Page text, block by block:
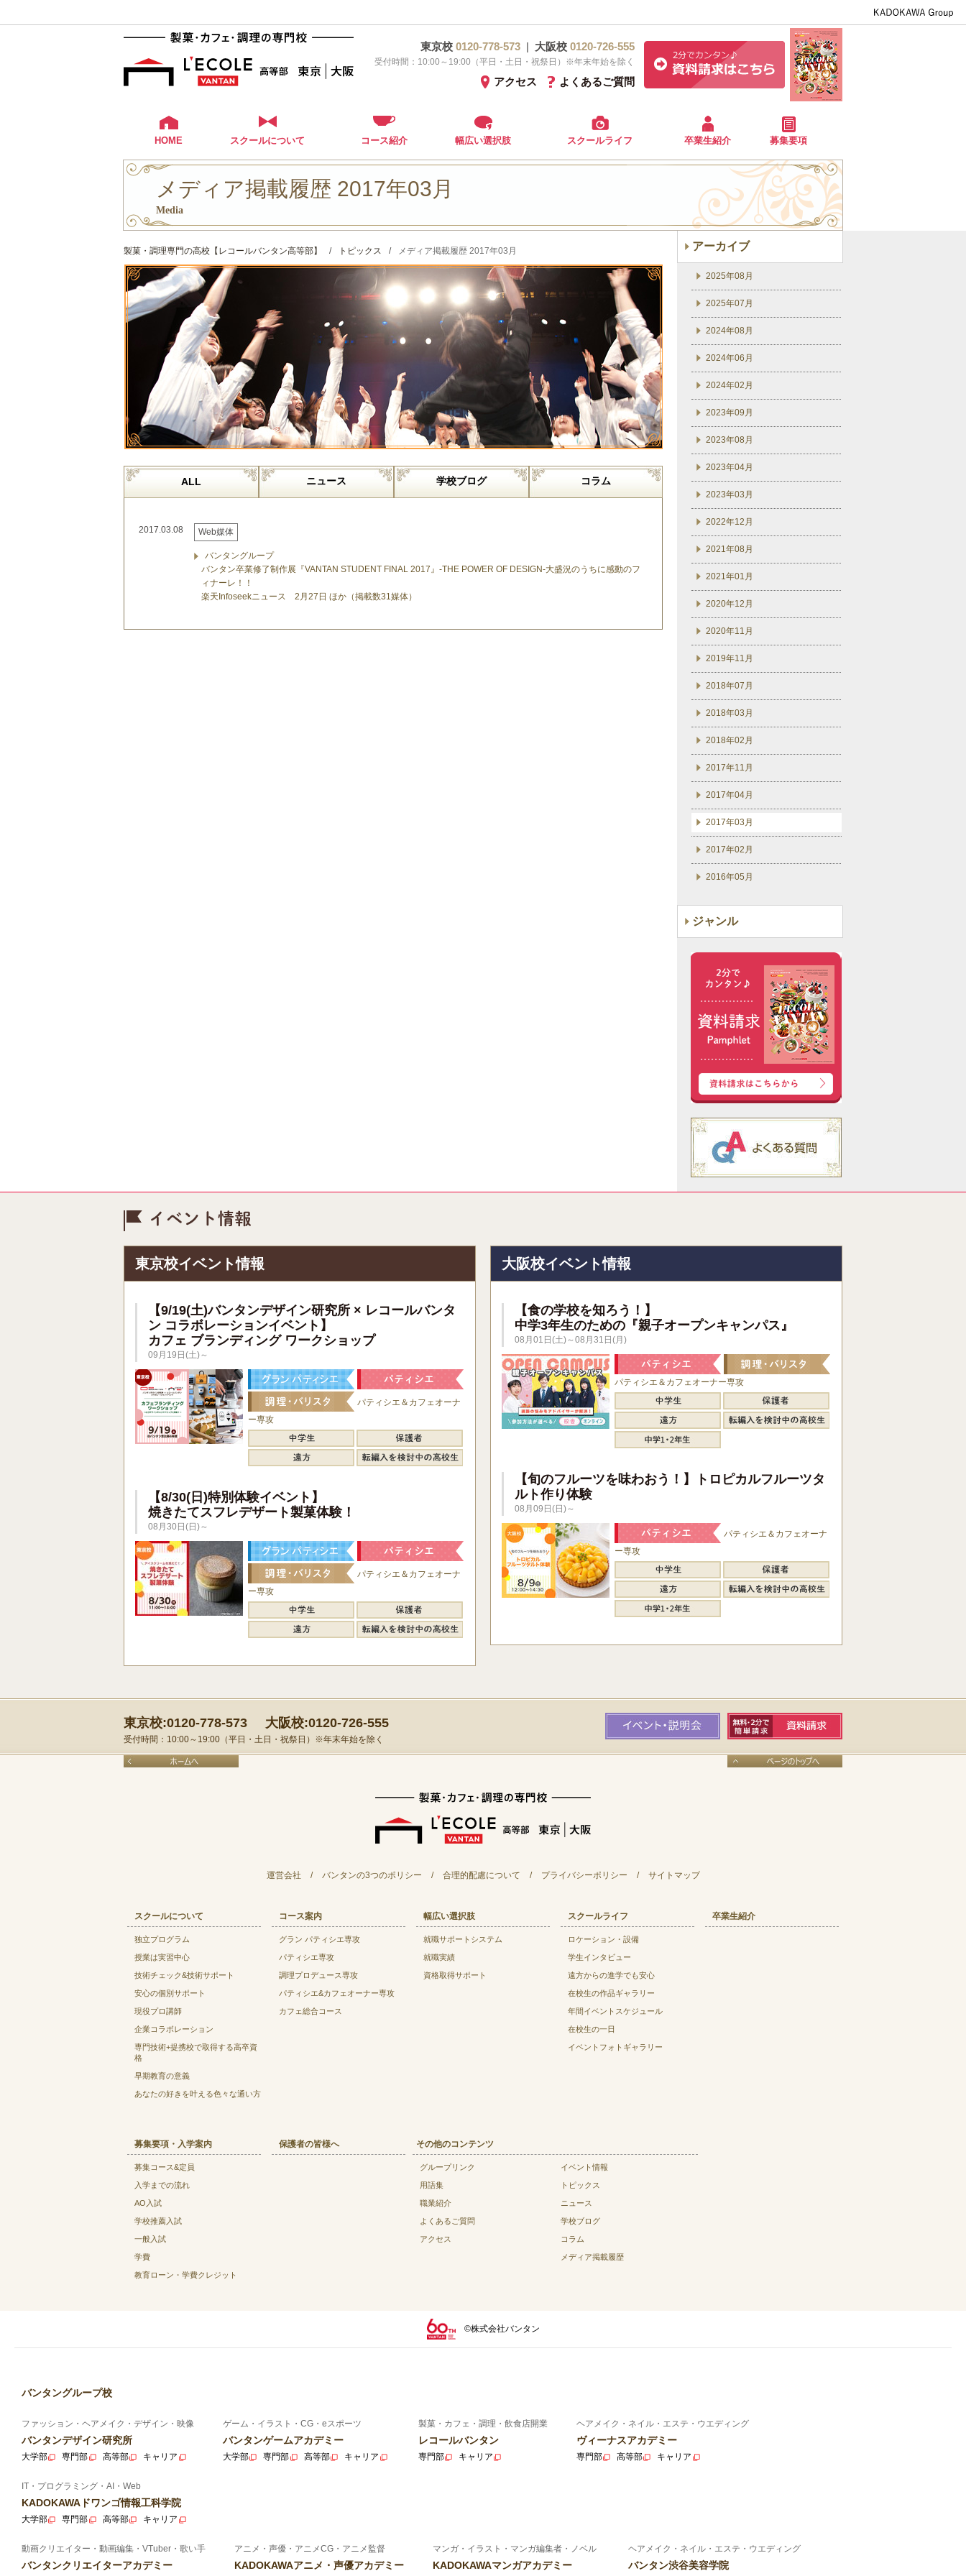
東京校 0120-778-573 | 大阪校 0120-726-555
受付時間：10:00～19:00（平日・土日・祝祭日）※年末年始を除く
よくあるご質問
アクセス
HOME スクールについて コース紹介 幅広い選択肢 スクールライフ 卒業生紹介 募集要項
メディア掲載履歴 2017年03月
Media
製菓・調理専門の高校【レコールバンタン高等部】 / トピックス / メディア掲載履歴 2017年03月
ALL ニュース 学校ブログ コラム
2017.03.08 Web媒体
バンタングループ
バンタン卒業修了制作展『VANTAN STUDENT FINAL 2017』-THE POWER OF DESIGN-大盛況のうちに感動のフ
ィナーレ！！
楽天Infoseekニュース 2月27日 ほか（掲載数31媒体）
アーカイブ
2025年08月
2025年07月
2024年08月
2024年06月
2024年02月
2023年09月
2023年08月
2023年04月
2023年03月
2022年12月
2021年08月
2021年01月
2020年12月
2020年11月
2019年11月
2018年07月
2018年03月
2018年02月
2017年11月
2017年04月
2017年03月
2017年02月
2016年05月
ジャンル
東京校イベント情報
【9/19(土)バンタンデザイン研究所 × レコールバンタ
ン コラボレーションイベント】
カフェ ブランディング ワークショップ
09月19日(土)～
パティシエ＆カフェオーナ
ー専攻
【8/30(日)特別体験イベント】
焼きたてスフレデザート製菓体験！
08月30日(日)～
パティシエ＆カフェオーナ
ー専攻
大阪校イベント情報
【食の学校を知ろう！】
中学3年生のための『親子オープンキャンパス』
08月01日(土)～08月31日(月)
パティシエ＆カフェオーナー専攻
【旬のフルーツを味わおう！】トロピカルフルーツタ
ルト作り体験
08月09日(日)～
パティシエ＆カフェオーナ
ー専攻
東京校:0120-778-573 大阪校:0120-726-555
受付時間：10:00～19:00（平日・土日・祝祭日）※年末年始を除く
運営会社 / バンタンの3つのポリシー / 合理的配慮について / プライバシーポリシー / サイトマップ
スクールについて
独立プログラム
授業は実習中心
技術チェック&技術サポート
安心の個別サポート
現役プロ講師
企業コラボレーション
専門技術+提携校で取得する高卒資
格
早期教育の意義
あなたの好きを叶える⾊々な通い⽅
コース案内
グラン パティシエ専攻
パティシエ専攻
調理プロデュース専攻
パティシエ&カフェオーナー専攻
カフェ総合コース
幅広い選択肢
就職サポートシステム
就職実績
資格取得サポート
スクールライフ
ロケーション・設備
学生インタビュー
遠方からの進学でも安心
在校生の作品ギャラリー
年間イベントスケジュール
在校生の一日
イベントフォトギャラリー
卒業生紹介
募集要項・入学案内
募集コース&定員
入学までの流れ
AO入試
学校推薦入試
一般入試
学費
教育ローン・学費クレジット
保護者の皆様へ その他のコンテンツ
グループリンク
用語集
職業紹介
よくあるご質問
アクセス
イベント情報
トピックス
ニュース
学校ブログ
コラム
メディア掲載履歴
©株式会社バンタン
バンタングループ校
ファッション・ヘアメイク・デザイン・映像
バンタンデザイン研究所
大学部 専門部 高等部 キャリア
ゲーム・イラスト・CG・eスポーツ
バンタンゲームアカデミー
大学部 専門部 高等部 キャリア
製菓・カフェ・調理・飲食店開業
レコールバンタン
専門部 キャリア
ヘアメイク・ネイル・エステ・ウエディング
ヴィーナスアカデミー
専門部 高等部 キャリア
IT・プログラミング・AI・Web
KADOKAWAドワンゴ情報工科学院
大学部 専門部 高等部 キャリア
動画クリエイター・動画編集・VTuber・歌い手
バンタンクリエイターアカデミー
アニメ・声優・アニメCG・アニメ監督
KADOKAWAアニメ・声優アカデミー
マンガ・イラスト・マンガ編集者・ノベル
KADOKAWAマンガアカデミー
ヘアメイク・ネイル・エステ・ウエディング
バンタン渋谷美容学院